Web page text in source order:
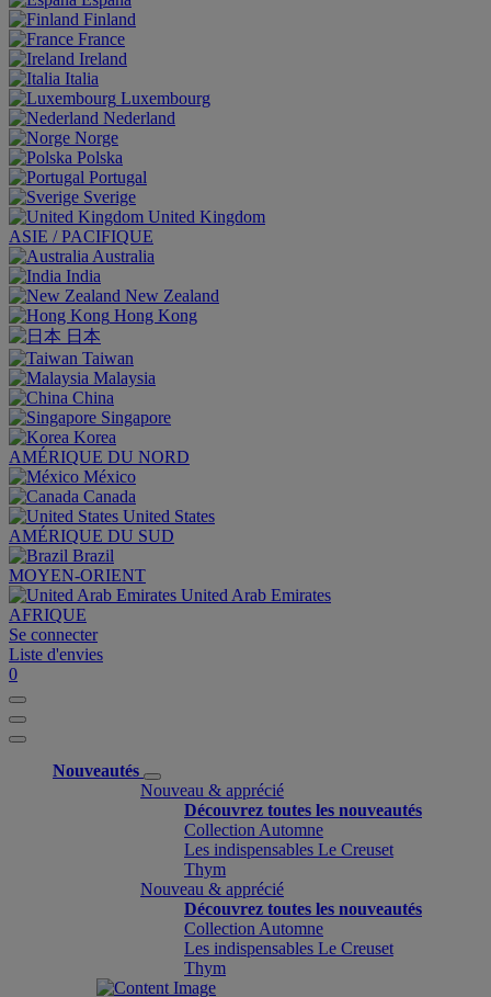
Finland
France
Ireland
Italia
Luxembourg
Nederland
Norge
Polska
Portugal
Sverige
United Kingdom
ASIE / PACIFIQUE
Australia
India
New Zealand
Hong Kong
日本
Taiwan
Malaysia
China
Singapore
Korea
AMÉRIQUE DU NORD
México
Canada
United States
AMÉRIQUE DU SUD
Brazil
MOYEN-ORIENT
United Arab Emirates
AFRIQUE
Se connecter
Liste d'envies
0
Nouveautés
Nouveau & apprécié
Découvrez toutes les nouveautés
Collection Automne
Les indispensables Le Creuset
Thym
Nouveau & apprécié
Découvrez toutes les nouveautés
Collection Automne
Les indispensables Le Creuset
Thym